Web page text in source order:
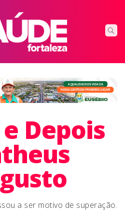
Depois
a ser motivo de superação.